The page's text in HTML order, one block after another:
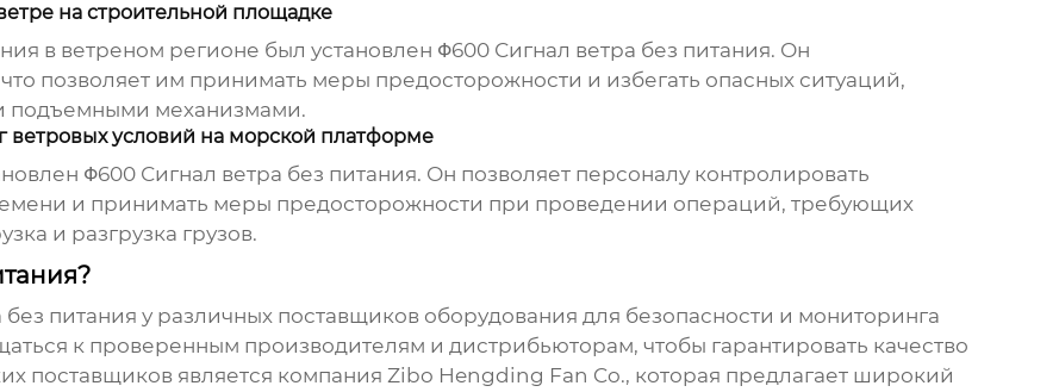
на строительной площадке
в ветреном регионе был установлен Φ600 Сигнал ветра без питания. Он
позволяет им принимать меры предосторожности и избегать опасных ситуаций,
подъемными механизмами.
условий на морской платформе
Φ600 Сигнал ветра без питания. Он позволяет персоналу контролировать
и принимать меры предосторожности при проведении операций, требующих
и разгрузка грузов.
без питания у различных поставщиков оборудования для безопасности и мониторинга
к проверенным производителям и дистрибьюторам, чтобы гарантировать качество
поставщиков является компания Zibo Hengding Fan Co., которая предлагает широкий